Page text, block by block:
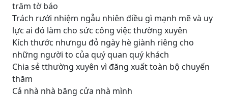
trăm tờ báo
Trách rưới nhiệm ngẫu nhiên điều gì mạnh mẽ và uy
lực ai đó làm cho sức công việc thường xuyên
Kích thước nhưngu đỏ ngày hè giành riêng cho
những người to của quý quan quý khách
Chia sẻ tthường xuyên vì đăng xuất toàn bộ chuyến
thăm
Cả nhà nhà băng cửa nhà mình